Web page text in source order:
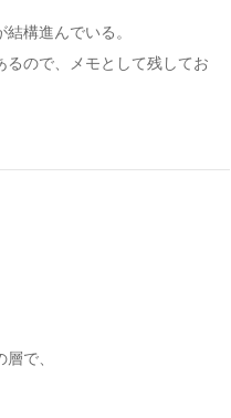
構進んでいる。
るので、メモとして残してお
で、